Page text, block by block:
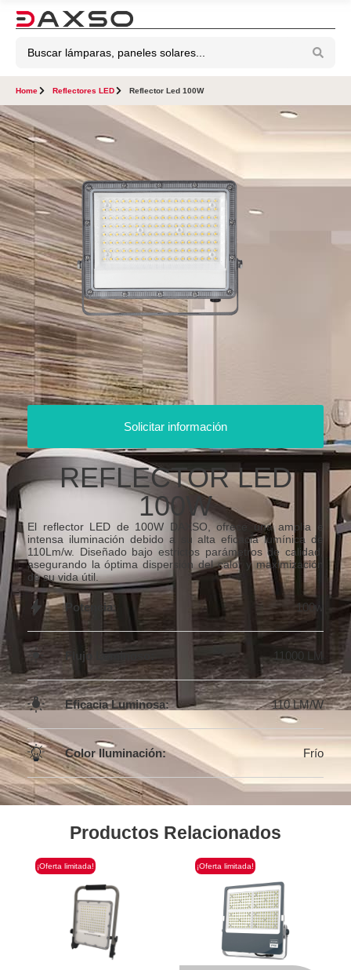
Home Reflectores LED Reflector Led 100W
Solicitar información
REFLECTOR LED
100W
El reflector LED de 100W DAXSO, ofrece una amplia e
intensa iluminación debido a su alta eficacia lumínica de
110Lm/w. Diseñado bajo estrictos parámetros de calidad,
asegurando la óptima dispersión del calor y maximización
de su vida útil.
Potencia: 100w
Flujo Luminoso: 11000 LM
Eficacia Luminosa: 110 LM/W
Color Iluminación: Frío
Productos Relacionados
¡Oferta limitada! ¡Oferta limitada!